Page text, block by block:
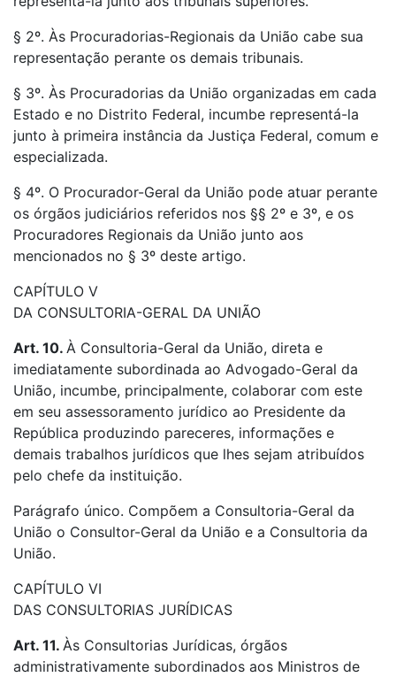
§ 2º. Às Procuradorias-Regionais da União cabe sua
representação perante os demais tribunais.
§ 3º. Às Procuradorias da União organizadas em cada
Estado e no Distrito Federal, incumbe representá-la
junto à primeira instância da Justiça Federal, comum e
especializada.
§ 4º. O Procurador-Geral da União pode atuar perante
os órgãos judiciários referidos nos §§ 2º e 3º, e os
Procuradores Regionais da União junto aos
mencionados no § 3º deste artigo.
CAPÍTULO V
DA CONSULTORIA-GERAL DA UNIÃO
Art. 10. À Consultoria-Geral da União, direta e
imediatamente subordinada ao Advogado-Geral da
União, incumbe, principalmente, colaborar com este
em seu assessoramento jurídico ao Presidente da
República produzindo pareceres, informações e
demais trabalhos jurídicos que lhes sejam atribuídos
pelo chefe da instituição.
Parágrafo único. Compõem a Consultoria-Geral da
União o Consultor-Geral da União e a Consultoria da
União.
CAPÍTULO VI
DAS CONSULTORIAS JURÍDICAS
Art. 11. Às Consultorias Jurídicas, órgãos
administrativamente subordinados aos Ministros de